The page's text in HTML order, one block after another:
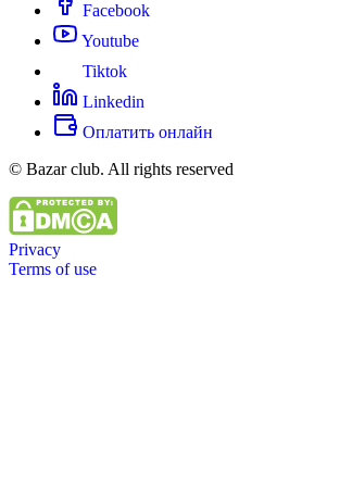
Facebook
Youtube
Tiktok
Linkedin
Оплатить онлайн
© Bazar club. All rights reserved
Privacy
Terms of use